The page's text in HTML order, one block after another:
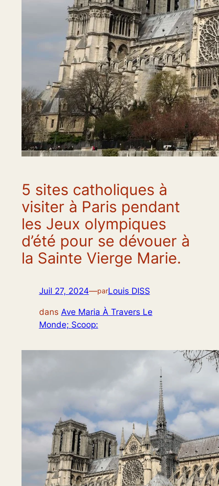
5 sites catholiques à
visiter à Paris pendant
les Jeux olympiques
d’été pour se dévouer à
la Sainte Vierge Marie.
Juil 27, 2024—parLouis DISS
dans Ave Maria À Travers Le
Monde; Scoop: